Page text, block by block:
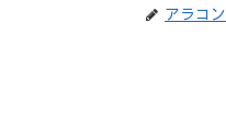
アラコン